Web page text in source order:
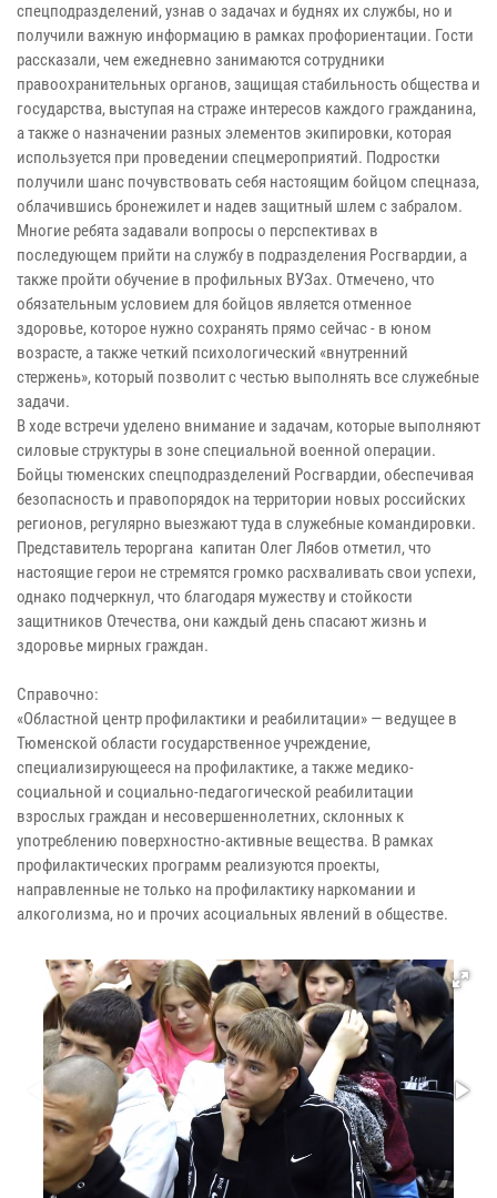
спецподразделений, узнав о задачах и буднях их службы, но и
получили важную информацию в рамках профориентации. Гости
рассказали, чем ежедневно занимаются сотрудники
правоохранительных органов, защищая стабильность общества и
государства, выступая на страже интересов каждого гражданина,
а также о назначении разных элементов экипировки, которая
используется при проведении спецмероприятий. Подростки
получили шанс почувствовать себя настоящим бойцом спецназа,
облачившись бронежилет и надев защитный шлем с забралом.
Многие ребята задавали вопросы о перспективах в
последующем прийти на службу в подразделения Росгвардии, а
также пройти обучение в профильных ВУЗах. Отмечено, что
обязательным условием для бойцов является отменное
здоровье, которое нужно сохранять прямо сейчас - в юном
возрасте, а также четкий психологический «внутренний
стержень», который позволит с честью выполнять все служебные
задачи.
В ходе встречи уделено внимание и задачам, которые выполняют
силовые структуры в зоне специальной военной операции.
Бойцы тюменских спецподразделений Росгвардии, обеспечивая
безопасность и правопорядок на территории новых российских
регионов, регулярно выезжают туда в служебные командировки.
Представитель тероргана капитан Олег Лябов отметил, что
настоящие герои не стремятся громко расхваливать свои успехи,
однако подчеркнул, что благодаря мужеству и стойкости
защитников Отечества, они каждый день спасают жизнь и
здоровье мирных граждан.
Справочно:
«Областной центр профилактики и реабилитации» — ведущее в
Тюменской области государственное учреждение,
специализирующееся на профилактике, а также медико-
социальной и социально-педагогической реабилитации
взрослых граждан и несовершеннолетних, склонных к
употреблению поверхностно-активные вещества. В рамках
профилактических программ реализуются проекты,
направленные не только на профилактику наркомании и
алкоголизма, но и прочих асоциальных явлений в обществе.